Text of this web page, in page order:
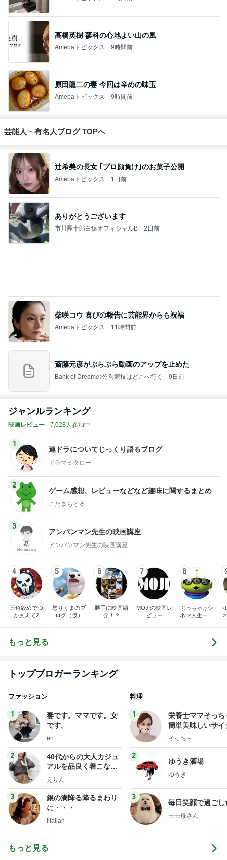
高橋英樹 蓼科の心地よい山の風
Amebaトピックス 9時間前
原田龍二の妻 今回は辛めの味玉
Amebaトピックス 9時間前
芸能人・有名人ブログ TOPへ
辻希美の長女 ｢プロ顔負け｣のお菓子公開
Amebaトピックス 1日前
ありがとうございます
市川團十郎白猿オフィシャルB 2日前
柴咲コウ 喜びの報告に芸能界からも祝福
Amebaトピックス 11時間前
斎藤元彦がぶらぶら動画のアップを止めた
Bank of Dreamの公営競技はどこへ行く 9日前
ジャンルランキング
映画レビュー 7,028人参加中
1
連ドラについてじっくり語るブログ
ドラマミタロー
2
ゲーム感想、レビューなどなど趣味に関するまとめ
こだまもとる
3
アンパンマン先生の映画講座
アンパンマン先生の映画講座
4
三角絞めでつ
かまえて2
5
怒りくまのブ
ログ（仮）
6
勝手に映画紹
介！？
7
MOJIの映画レ
ビュー
8
ぶっちゃけシ
ネマ人生一直
もっと見る
トップブロガーランキング
ファッション
1
妻です。ママです。女
です。
eri.
2
40代からの大人カジュ
アルを品良く着こなす
ファッションブログ
えりん
3
銀の滴降る降るまわり
に・・・
illallan
料理
1
栄養士ママそっち
簡単美味しいサイ
献立
そっち～
2
ゆうき酒場
ゆうき
3
毎日笑顔で過ごし
モモ母さん
もっと見る